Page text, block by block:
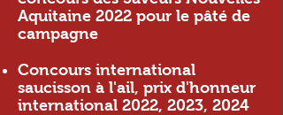
Aquitaine 2022 pour le pâté de
campagne
Concours international
saucisson à l'ail, prix d'honneur
international 2022, 2023, 2024